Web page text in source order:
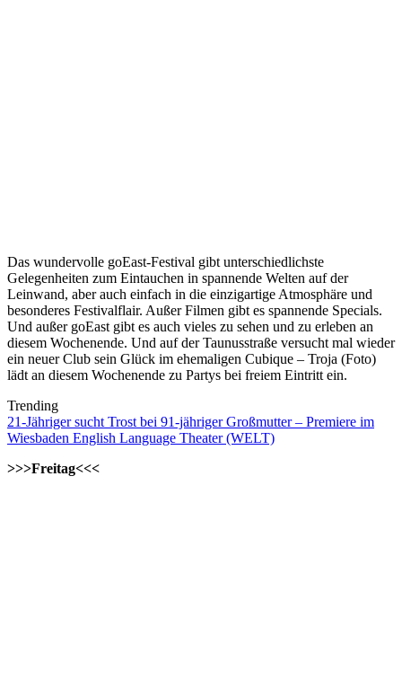
Das wundervolle goEast-Festival gibt unterschiedlichste
Gelegenheiten zum Eintauchen in spannende Welten auf der
Leinwand, aber auch einfach in die einzigartige Atmosphäre und
besonderes Festivalflair. Außer Filmen gibt es spannende Specials.
Und außer goEast gibt es auch vieles zu sehen und zu erleben an
diesem Wochenende. Und auf der Taunusstraße versucht mal wieder
ein neuer Club sein Glück im ehemaligen Cubique – Troja (Foto)
lädt an diesem Wochenende zu Partys bei freiem Eintritt ein.
Trending
21-Jähriger sucht Trost bei 91-jähriger Großmutter – Premiere im
Wiesbaden English Language Theater (WELT)
>>>Freitag<<<